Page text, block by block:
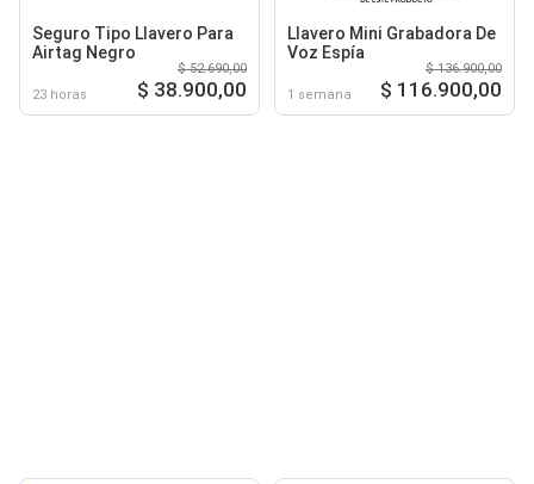
Seguro Tipo Llavero Para
Airtag Negro
23 horas
$ 52.690,00
$ 38.900,00
Llavero Mini Grabadora De
Voz Espía
1 semana
$ 136.900,00
$ 116.900,00